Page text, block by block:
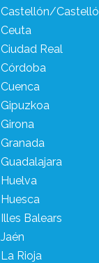
Castellón/Castelló
Ceuta
Ciudad Real
Córdoba
Cuenca
Gipuzkoa
Girona
Granada
Guadalajara
Huelva
Huesca
Illes Balears
Jaén
La Rioja